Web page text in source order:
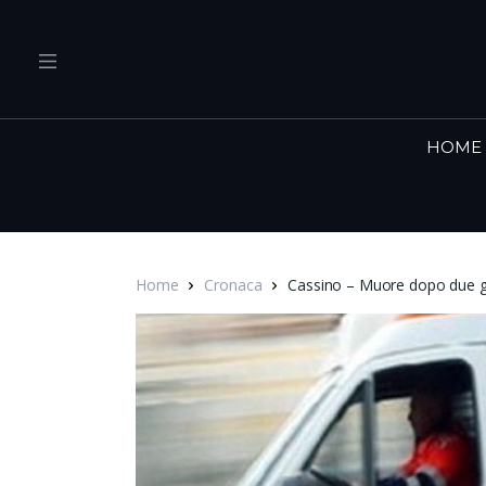
HOME
Home Cronaca Cassino – Muore dopo due